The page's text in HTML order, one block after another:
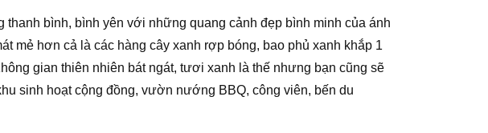
bình, bình yên với những quang cảnh đẹp bình minh của ánh
mẻ hơn cả là các hàng cây xanh rợp bóng, bao phủ xanh khắp 1
gian thiên nhiên bát ngát, tươi xanh là thế nhưng bạn cũng sẽ
sinh hoạt cộng đồng, vườn nướng BBQ, công viên, bến du